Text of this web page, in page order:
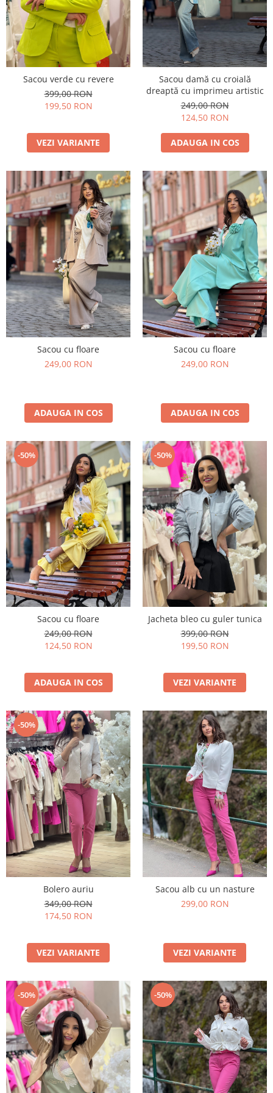
Costume de baie
Sacou verde cu revere
399,00 RON
199,50 RON
VEZI VARIANTE
Sacou damă cu croială
dreaptă cu imprimeu artistic
249,00 RON
124,50 RON
ADAUGA IN COS
Sacou cu floare
249,00 RON
ADAUGA IN COS
Sacou cu floare
249,00 RON
ADAUGA IN COS
-50%
Sacou cu floare
249,00 RON
124,50 RON
ADAUGA IN COS
-50%
Jacheta bleo cu guler tunica
399,00 RON
199,50 RON
VEZI VARIANTE
-50%
Bolero auriu
349,00 RON
174,50 RON
VEZI VARIANTE
Sacou alb cu un nasture
299,00 RON
VEZI VARIANTE
-50% -50%